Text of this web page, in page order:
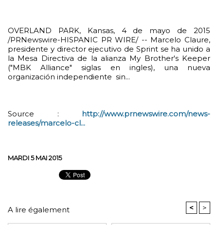
OVERLAND PARK, Kansas, 4 de mayo de 2015
/PRNewswire-HISPANIC PR WIRE/ -- Marcelo Claure,
presidente y director ejecutivo de Sprint se ha unido a
la Mesa Directiva de la alianza My Brother's Keeper
("MBK Alliance" siglas en ingles), una nueva
organización independiente sin...
Source : http://www.prnewswire.com/news-
releases/marcelo-cl...
MARDI 5 MAI 2015
A lire également < >